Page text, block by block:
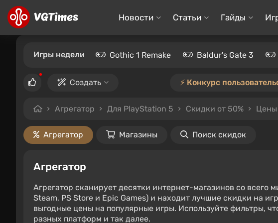
Новости Статьи Гайды
Игры недели Gothic 1 Remake Baldur's Gate 3
Создать ⚡️ Конкурс
Агрегатор Для PlayStation 5 Скидки от 50% Цены
Агрегатор Магазины Поиск скидок
Агрегатор
Агрегатор сканирует десятки интернет-магазинов со
Steam, PS Store и Epic Games) и находит лучшие скидки на
выгодные цены на популярные игры. Используйте фильтры,
разных платформ и так далее.